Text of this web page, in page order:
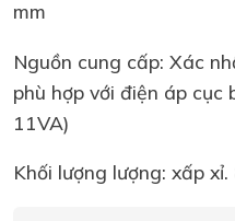
mm
Nguồn cung cấp: Xác
phù hợp với điện áp cục
11VA)
Khối lượng lượng: xấp